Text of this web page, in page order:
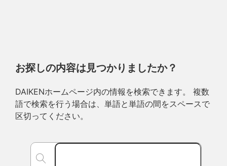
お探しの内容は見つかりましたか？
DAIKENホームページ内の情報を検索できます。 複数
語で検索を行う場合は、単語と単語の間をスペースで
区切ってください。